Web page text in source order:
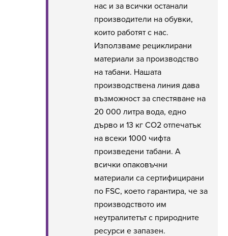
нас и за всички останали
производители на обувки,
които работят с нас.
Използваме рециклирани
материали за производство
на табани. Нашата
производствена линия дава
възможност за спестяване на
20 000 литра вода, едно
дърво и 13 кг CO2 отпечатък
на всеки 1000 чифта
произведени табани. А
всички опаковъчни
материали са сертифицирани
по FSC, което гарантира, че за
производството им
неутралитетът с природните
ресурси е запазен.